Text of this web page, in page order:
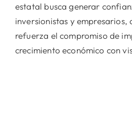
estatal busca generar
inversionistas y empresarios,
refuerza el compromiso de
crecimiento económico con